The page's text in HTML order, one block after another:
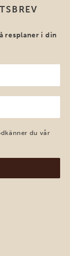
resplaner i din
du vår